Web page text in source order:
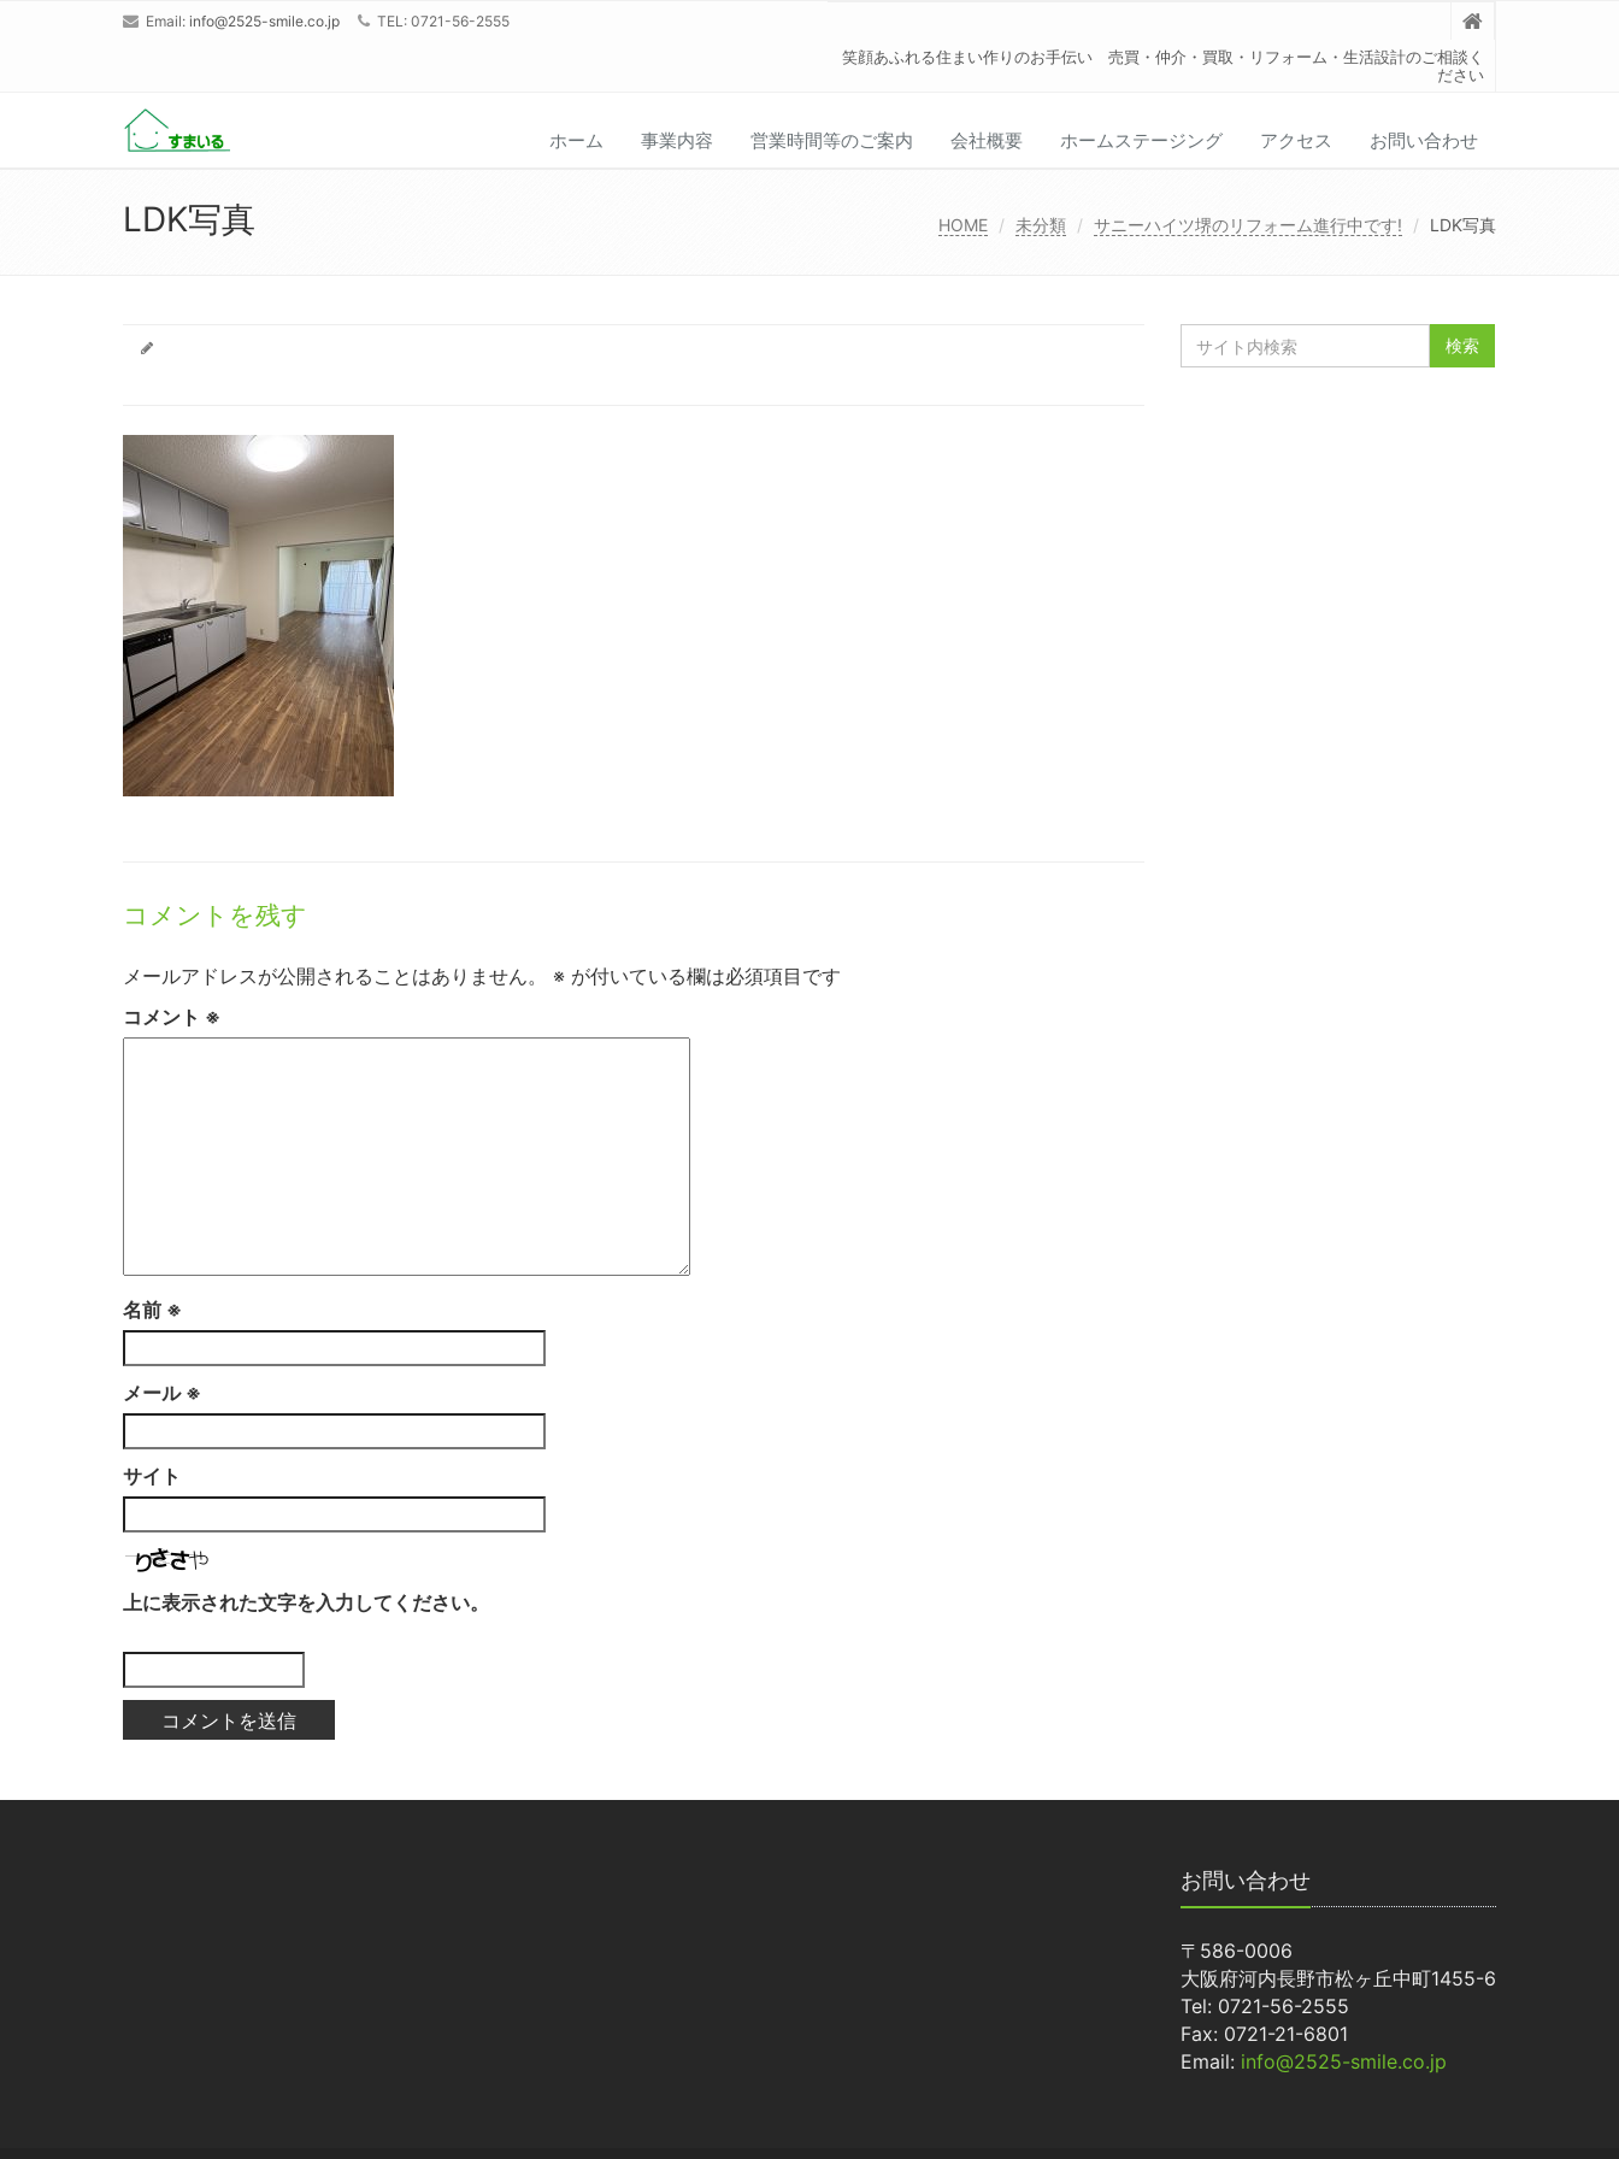
Email: info@2525-smile.co.jp TEL: 0721-56-2555
笑顔あふれる住まい作りのお手伝い 売買・仲介・買取・リフォーム・生活設計のご相談く
ださい
ホーム 事業内容 営業時間等のご案内 会社概要 ホームステージング アクセス お問い合わせ
LDK写真 HOME 未分類 サニーハイツ堺のリフォーム進行中です! LDK写真
コメントを残す
メールアドレスが公開されることはありません。 ※ が付いている欄は必須項目です
コメント ※
名前 ※
メール ※
サイト
上に表示された文字を入力してください。
お問い合わせ
〒586-0006
大阪府河内長野市松ヶ丘中町1455-6
Tel: 0721-56-2555
Fax: 0721-21-6801
Email: info@2525-smile.co.jp